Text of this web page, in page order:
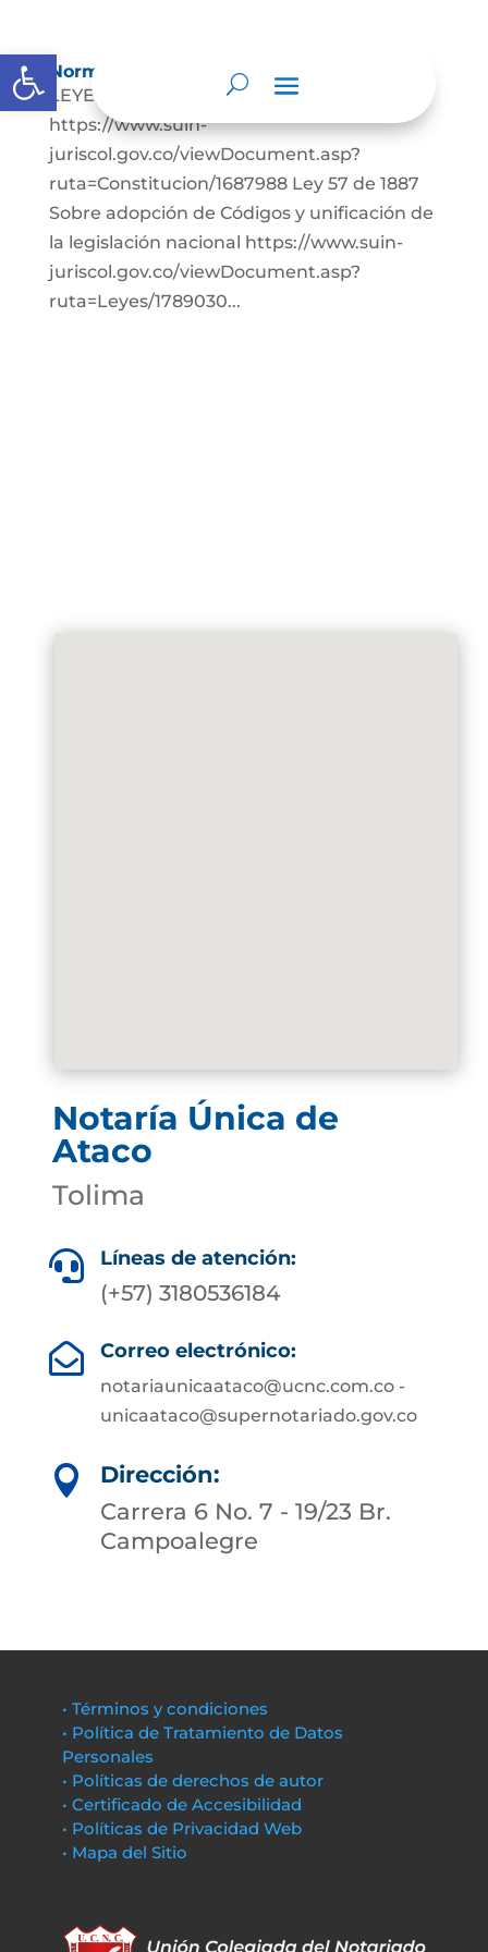
Abrir barra de herramientas
Normatividad
LEYES: Constitución Política de Colombia.
https://www.suin-
juriscol.gov.co/viewDocument.asp?
ruta=Constitucion/1687988 Ley 57 de 1887
Sobre adopción de Códigos y unificación de
la legislación nacional https://www.suin-
juriscol.gov.co/viewDocument.asp?
ruta=Leyes/1789030...
Notaría Única de
Ataco
Tolima
 Líneas de atención:
(+57) 3180536184
 Correo electrónico:
notariaunicaataco@ucnc.com.co -
unicaataco@supernotariado.gov.co

Dirección:
Carrera 6 No. 7 - 19/23 Br.
Campoalegre
• Términos y condiciones
• Política de Tratamiento de Datos
Personales
• Políticas de derechos de autor
• Certificado de Accesibilidad
• Políticas de Privacidad Web
• Mapa del Sitio